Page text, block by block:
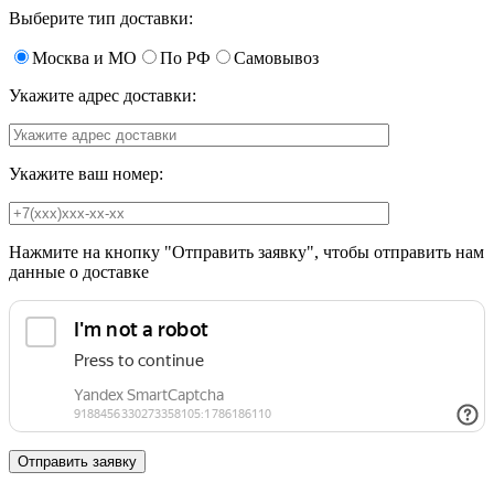
Выберите тип доставки:
Москва и МО По РФ
Самовывоз
Укажите адрес доставки:
Укажите ваш номер:
Нажмите на кнопку "Отправить заявку", чтобы отправить нам
данные о доставке